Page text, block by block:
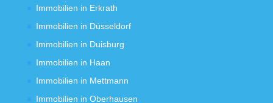
Immobilien in Erkrath
Immobilien in Düsseldorf
Immobilien in Duisburg
Immobilien in Haan
Immobilien in Mettmann
Immobilien in Oberhausen